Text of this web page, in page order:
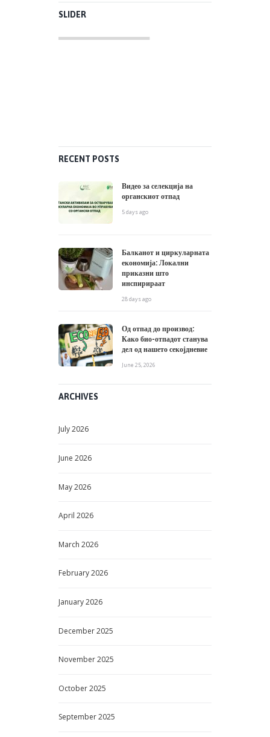
SLIDER
RECENT POSTS
Видео за селекција на
органскиот отпад
5 days ago
Балканот и циркуларната
економија: Локални
приказни што
инспирираат
28 days ago
Од отпад до производ:
Како био-отпадот станува
дел од нашето секојдневие
June 25, 2026
ARCHIVES
July2026
June 2026
May2026
April 2026
March 2026
February2026
January2026
December2025
November2025
October2025
September2025